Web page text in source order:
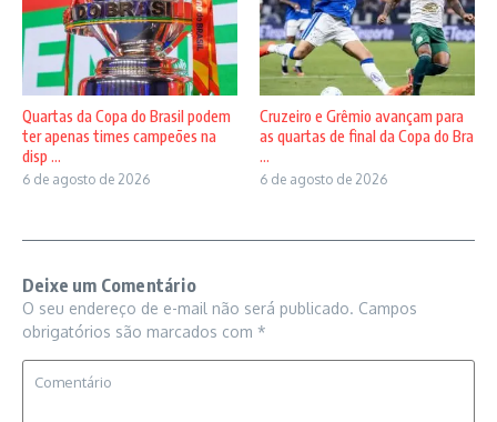
Quartas da Copa do Brasil podem
ter apenas times campeões na
disp ...
6 de agosto de 2026
Cruzeiro e Grêmio avançam para
as quartas de final da Copa do Bra
...
6 de agosto de 2026
Deixe um Comentário
O seu endereço de e-mail não será publicado. Campos
obrigatórios são marcados com *